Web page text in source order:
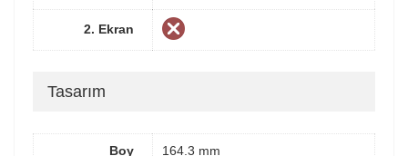
2. Ekran
Tasarım
Boy 164.3 mm